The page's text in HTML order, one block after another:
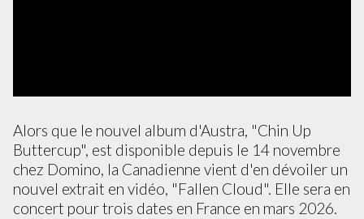
Alors que le nouvel album d'Austra, "Chin Up
Buttercup", est disponible depuis le 14 novembre
chez Domino, la Canadienne vient d'en dévoiler un
nouvel extrait en vidéo, "Fallen Cloud". Elle sera en
concert pour trois dates en France en mars 2026.